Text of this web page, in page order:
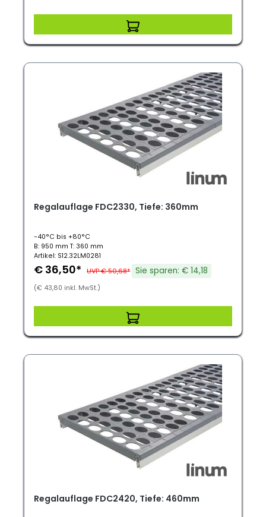
Regalauflage FDC2330, Tiefe: 360mm
-40°C bis +80°C
B: 950 mm T: 360 mm
Artikel: S12.32LM0281
€ 36,50* UVP € 50,68* Sie sparen: € 14,18
(€ 43,80 inkl. MwSt.)
Regalauflage FDC2420, Tiefe: 460mm